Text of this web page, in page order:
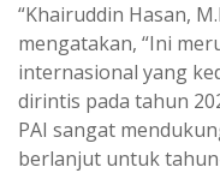
“Khairuddin Hasan,
mengatakan, “Ini
internasional yang
dirintis pada tahun
PAI sangat
berlanjut untuk